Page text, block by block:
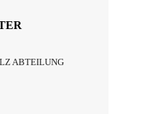
ABTEILUNG